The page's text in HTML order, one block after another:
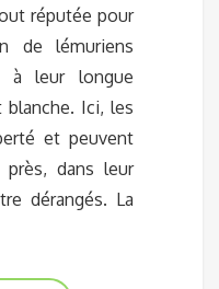
réputée pour
de lémuriens
à leur longue
Ici, les
et peuvent
dans leur
dérangés. La